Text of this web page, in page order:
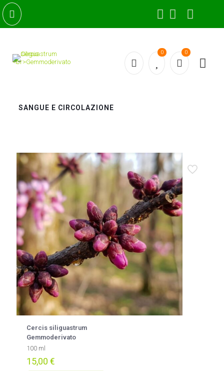
0 0
SANGUE E CIRCOLAZIONE
Cercis siliguastrum
Gemmoderivato
100 ml
15,00 €